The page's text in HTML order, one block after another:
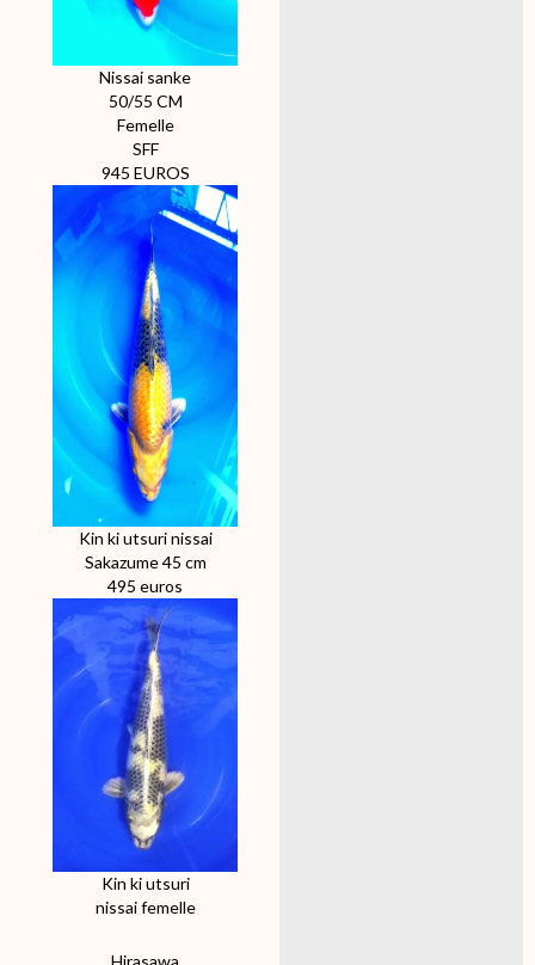
Nissai sanke
50/55 CM
Femelle
SFF
945 EUROS
Kin ki utsuri nissai
Sakazume 45 cm
495 euros
Kin ki utsuri
nissai femelle
Hirasawa